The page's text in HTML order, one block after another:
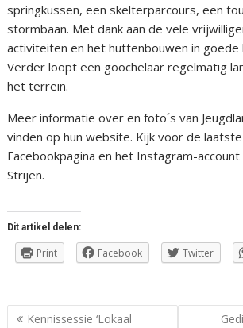
springkussen, een skelterparcours, een
stormbaan. Met dank aan de vele
activiteiten en het huttenbouwen in goede
Verder loopt een goochelaar regelmatig
het terrein.
Meer informatie over en foto´s van
vinden op hun website. Kijk voor de
Facebookpagina en het Instagram-account
Strijen.
Dit artikel delen:
Print Facebook Twitter
Berichtnavigatie
Kennissessie ‘Lokaal